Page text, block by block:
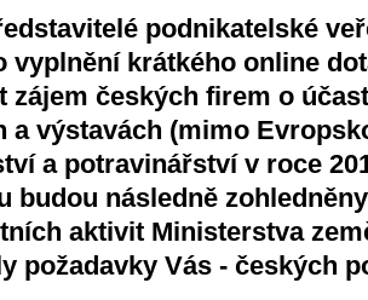
podnikatelské
vyplnění krátkého online
zájem českých firem o
a výstavách (mimo
a potravinářství v roce
budou následně
aktivit Ministerstva
požadavky Vás - českých